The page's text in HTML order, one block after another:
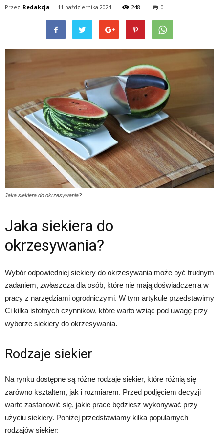
Przez Redakcja - 11 października 2024 248 0
Jaka siekiera do okrzesywania?
Jaka siekiera do
okrzesywania?
Wybór odpowiedniej siekiery do okrzesywania może być trudnym
zadaniem, zwłaszcza dla osób, które nie mają doświadczenia w
pracy z narzędziami ogrodniczymi. W tym artykule przedstawimy
Ci kilka istotnych czynników, które warto wziąć pod uwagę przy
wyborze siekiery do okrzesywania.
Rodzaje siekier
Na rynku dostępne są różne rodzaje siekier, które różnią się
zarówno kształtem, jak i rozmiarem. Przed podjęciem decyzji
warto zastanowić się, jakie prace będziesz wykonywać przy
użyciu siekiery. Poniżej przedstawiamy kilka popularnych
rodzajów siekier: